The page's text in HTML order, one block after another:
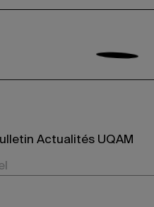
Actualités UQAM